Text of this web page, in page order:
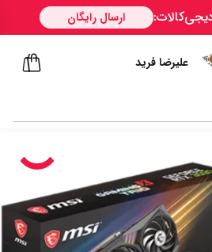
علیرضا فرید